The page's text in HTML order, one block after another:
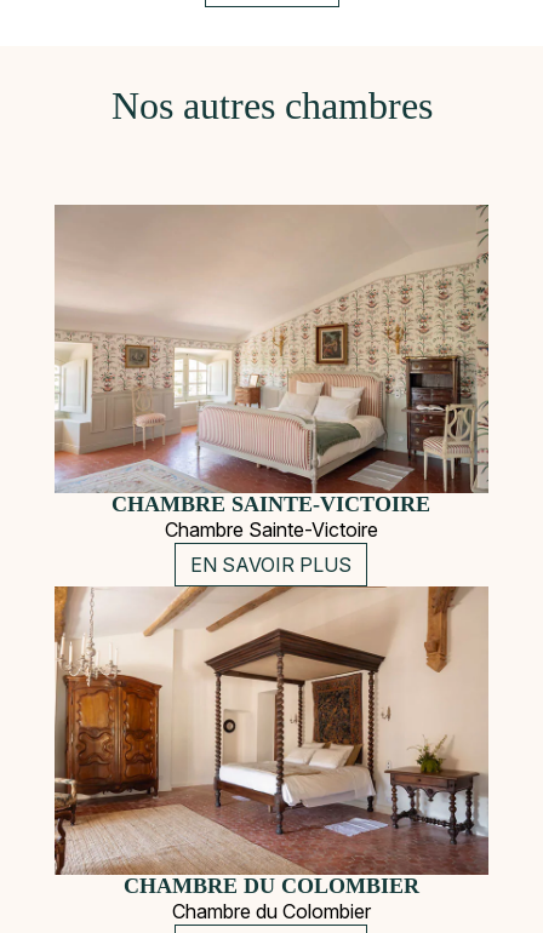
Nos autres chambres
CHAMBRE SAINTE-VICTOIRE
Chambre Sainte-Victoire
EN SAVOIR PLUS
CHAMBRE DU COLOMBIER
Chambre du Colombier